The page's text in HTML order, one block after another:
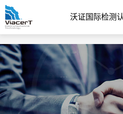
沃证国际检测